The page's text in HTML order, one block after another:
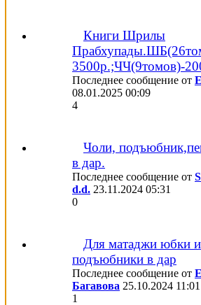
Книги Шрилы
3500р.;ЧЧ(9томов)-
Последнее сообщение от
08.01.2025 00:09
4
Чоли,
в дар.
Последнее сообщение от
d.d. 23.11.2024 05:31
0
Для матаджи юбки и
подъюбники в дар
Последнее сообщение от
Багавова 25.10.2024 11:01
1